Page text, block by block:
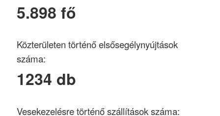
5.898 fő
Közterületen történő elsősegélynyújtások
száma:
1234 db
Vesekezelésre történő szállítások száma: